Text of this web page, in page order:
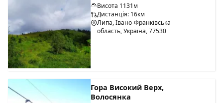
Висота 1131м
Дистанція: 16км
Липа, Івано-Франківська
область, Україна, 77530
Гора Високий Верх,
Волосянка